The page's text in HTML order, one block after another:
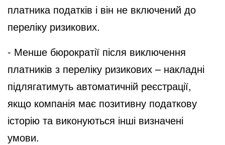
платника податків і він не включений до
переліку ризикових.
- Менше бюрократії після виключення
платників з переліку ризикових – накладні
підлягатимуть автоматичній реєстрації,
якщо компанія має позитивну податкову
історію та виконуються інші визначені
умови.